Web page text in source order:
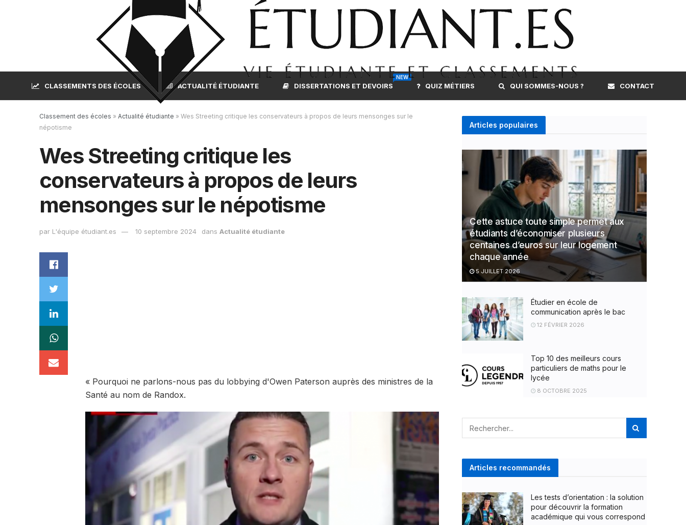
CLASSEMENTS DES ÉCOLES ACTUALITÉ ÉTUDIANTE DISSERTATIONS ET DEVOIRS
NEW
QUIZ MÉTIERS QUI SOMMES-NOUS ? CONTACT
Classement des écoles » Actualité étudiante » Wes Streeting critique les conservateurs à propos de leurs mensonges sur le
népotisme
Wes Streeting critique les
conservateurs à propos de leurs
mensonges sur le népotisme
par L'équipe étudiant.es 10 septembre 2024 dans Actualité étudiante
« Pourquoi ne parlons-nous pas du lobbying d'Owen Paterson auprès des ministres de la
Santé au nom de Randox.
Articles populaires
Cette astuce toute simple permet aux
étudiants d’économiser plusieurs
centaines d’euros sur leur logement
chaque année
5 JUILLET 2026
Étudier en école de
communication après le bac
12 FÉVRIER 2026
Top 10 des meilleurs cours
particuliers de maths pour le
lycée
8 OCTOBRE 2025
Articles recommandés
Les tests d’orientation : la solution
pour découvrir la formation
académique qui vous correspond